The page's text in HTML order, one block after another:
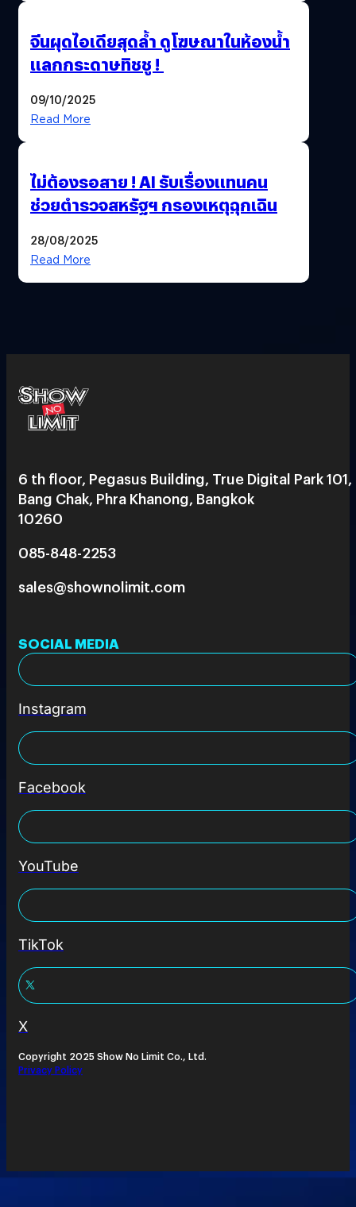
จีนผุดไอเดียสุดล้ำ ดูโฆษณาในห้องน้ำ
แลกกระดาษทิชชู !
09/10/2025
Read More
ไม่ต้องรอสาย ! AI รับเรื่องแทนคน
ช่วยตำรวจสหรัฐฯ กรองเหตุฉุกเฉิน
28/08/2025
Read More
6 th floor, Pegasus Building, True Digital Park 101,
Bang Chak, Phra Khanong, Bangkok
10260
085-848-2253
sales@shownolimit.com
SOCIAL MEDIA
Instagram
Facebook
YouTube
TikTok
X
Copyright 2025 Show No Limit Co., Ltd.
Privacy Policy